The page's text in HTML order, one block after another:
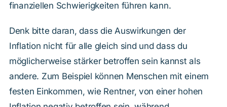
finanziellen Schwierigkeiten führen kann.
Denk bitte daran, dass die Auswirkungen der
Inflation nicht für alle gleich sind und dass du
möglicherweise stärker betroffen sein kannst als
andere. Zum Beispiel können Menschen mit einem
festen Einkommen, wie Rentner, von einer hohen